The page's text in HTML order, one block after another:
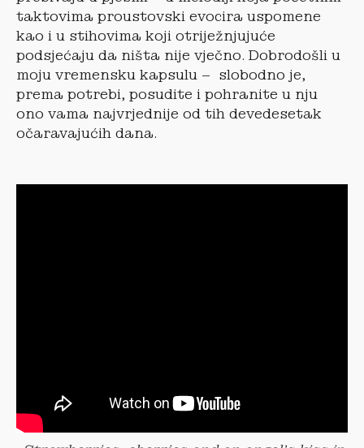
taktovima proustovski evocira uspomene
kao i u stihovima koji otriježnjujuće
podsjećaju da ništa nije vječno. Dobrodošli u
moju vremensku kapsulu – slobodno je,
prema potrebi, posudite i pohranite u nju
ono vama najvrjednije od tih devedesetak
očaravajućih dana.